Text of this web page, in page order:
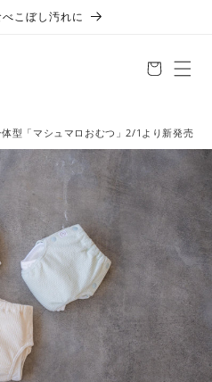
こぼし汚れに
型「マシュマロおむつ」2/1より新発売